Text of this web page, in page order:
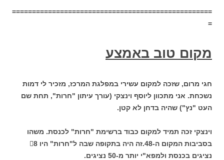
==================================================
=
מקום טוב באמצע
חגי מרום, שזכה למקום עשירי במפלגת המרכז, מזכיר לי דמות
נשכחת. אני מתכוון ליוסף וינצקי (עורך עיתון "חרות", תחת שם
העט "נץ") שהיה בדחן לא קטן.
וינצקי זכה תמיד למקום כבוד ברשימת "חרות" לכנסת. משהו
בסביבות המקום ה-48.
זה היה בתקופה שבה ל"חרות" היו 8
נציגים בכנסת ולמפא"י יותר מ-50
נציגים.